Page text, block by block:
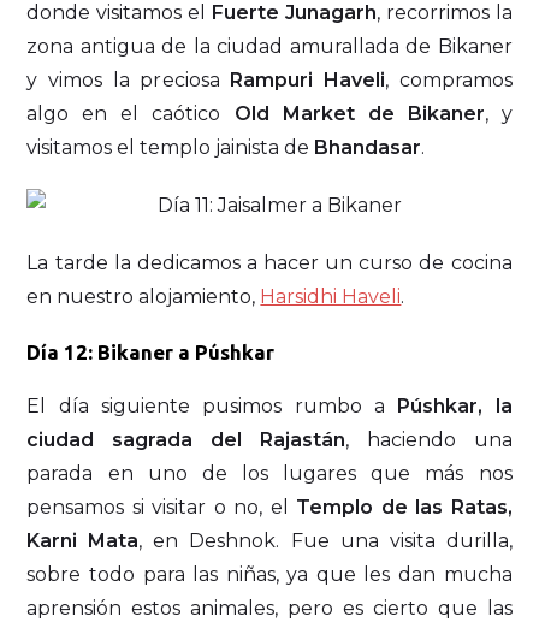
donde visitamos el
Fuerte Junagarh, recorrimos la
zona antigua de la ciudad amurallada de Bikaner
y vimos la preciosa
Rampuri Haveli, compramos
algo en el caótico Old Market de Bikaner, y
visitamos el templo jainista de Bhandasar.
La tarde la dedicamos a hacer un curso de cocina
en nuestro alojamiento, Harsidhi Haveli.
Día 12: Bikaner a Púshkar
El día siguiente pusimos rumbo a
Púshkar, la
ciudad sagrada del Rajastán, haciendo una
parada en uno de los lugares que más nos
pensamos si visitar o no, el Templo de las Ratas,
Karni Mata, en Deshnok. Fue una visita durilla,
sobre todo para las niñas, ya que les dan mucha
aprensión estos animales, pero es cierto que las